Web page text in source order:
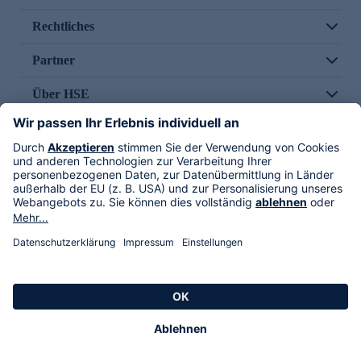
Rechtliches
Partner
Über HSE
Im TV
HSE International